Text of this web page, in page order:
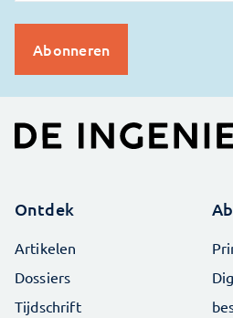
Ontdek
Artikelen
Dossiers
Tijdschrift